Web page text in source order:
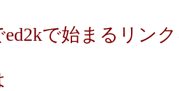
ed2kで始まるリン